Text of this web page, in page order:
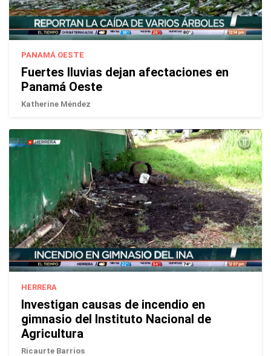
PANAMÁ OESTE
Fuertes lluvias dejan afectaciones en
Panamá Oeste
Katherine Méndez
HERRERA
Investigan causas de incendio en
gimnasio del Instituto Nacional de
Agricultura
Ricaurte Barrios